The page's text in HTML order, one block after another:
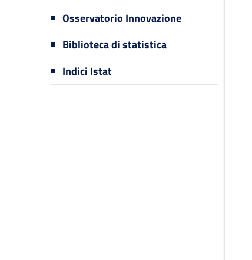
Osservatorio Innovazione
Biblioteca di statistica
Indici Istat